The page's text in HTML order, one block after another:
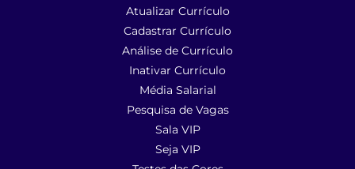
Atualizar Currículo
Cadastrar Currículo
Análise de Currículo
Inativar Currículo
Média Salarial
Pesquisa de Vagas
Sala VIP
Seja VIP